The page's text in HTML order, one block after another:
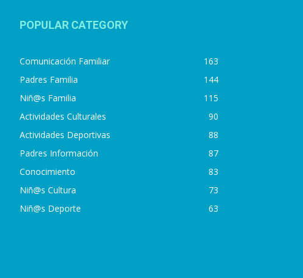
POPULAR CATEGORY
Comunicación Familiar
163
Padres Familia
144
Niñ@s Familia
115
Actividades Culturales
90
Actividades Deportivas
88
Padres Información
87
Conocimiento
83
Niñ@s Cultura
73
Niñ@s Deporte
63